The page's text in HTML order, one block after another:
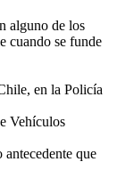
alguno de los
cuando se funde
en la Policía
Vehículos
que